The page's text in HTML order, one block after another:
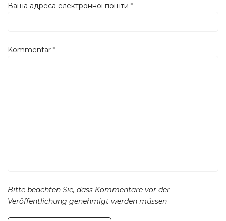
Ваша адреса електронної пошти *
Kommentar *
Bitte beachten Sie, dass Kommentare vor der
Veröffentlichung genehmigt werden müssen